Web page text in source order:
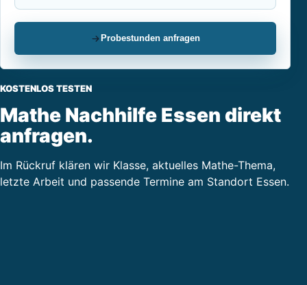
KOSTENLOS TESTEN
Mathe Nachhilfe Essen direkt
anfragen.
Im Rückruf klären wir Klasse, aktuelles Mathe-Thema,
letzte Arbeit und passende Termine am Standort Essen.
Probestunden anfragen